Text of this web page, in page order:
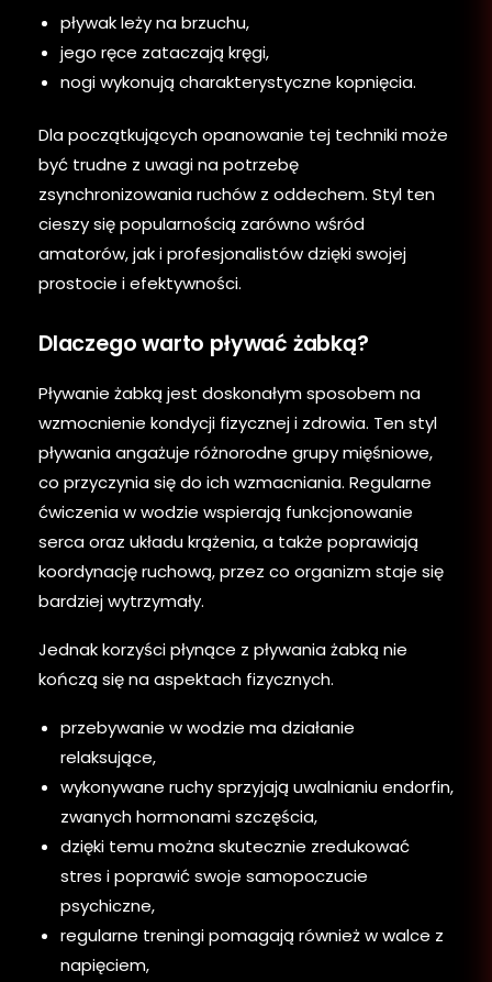
pływak leży na brzuchu,
jego ręce zataczają kręgi,
nogi wykonują charakterystyczne kopnięcia.
Dla początkujących opanowanie tej techniki może
być trudne z uwagi na potrzebę
zsynchronizowania ruchów z oddechem. Styl ten
cieszy się popularnością zarówno wśród
amatorów, jak i profesjonalistów dzięki swojej
prostocie i efektywności.
Dlaczego warto pływać żabką?
Pływanie żabką jest doskonałym sposobem na
wzmocnienie kondycji fizycznej i zdrowia. Ten styl
pływania angażuje różnorodne grupy mięśniowe,
co przyczynia się do ich wzmacniania. Regularne
ćwiczenia w wodzie wspierają funkcjonowanie
serca oraz układu krążenia, a także poprawiają
koordynację ruchową, przez co organizm staje się
bardziej wytrzymały.
Jednak korzyści płynące z pływania żabką nie
kończą się na aspektach fizycznych.
przebywanie w wodzie ma działanie
relaksujące,
wykonywane ruchy sprzyjają uwalnianiu endorfin,
zwanych hormonami szczęścia,
dzięki temu można skutecznie zredukować
stres i poprawić swoje samopoczucie
psychiczne,
regularne treningi pomagają również w walce z
napięciem,